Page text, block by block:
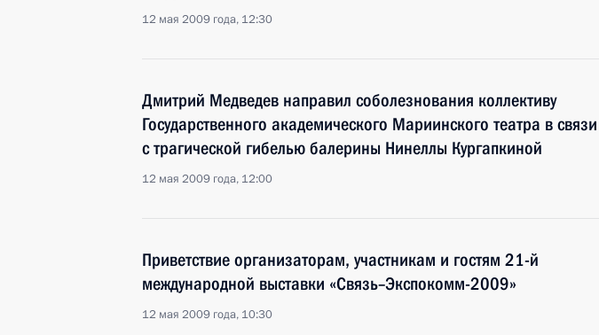
12 мая 2009 года, 12:30
Дмитрий Медведев направил соболезнования коллективу
Государственного академического Мариинского театра в связи
с трагической гибелью балерины Нинеллы Кургапкиной
12 мая 2009 года, 12:00
Приветствие организаторам, участникам и гостям 21-й
международной выставки «Связь–Экспокомм-2009»
12 мая 2009 года, 10:30